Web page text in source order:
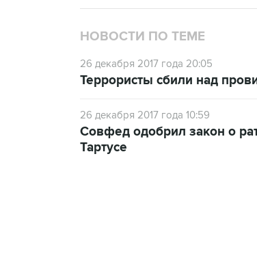
НОВОСТИ ПО ТЕМЕ
26 декабря 2017 года 20:05
Террористы сбили над
26 декабря 2017 года 10:59
Совфед одобрил закон о
Тартусе